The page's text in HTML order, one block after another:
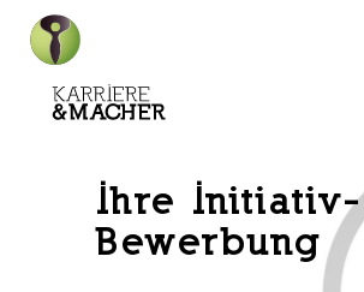
Skip
content
Ihre Initiativ-
Bewerbung